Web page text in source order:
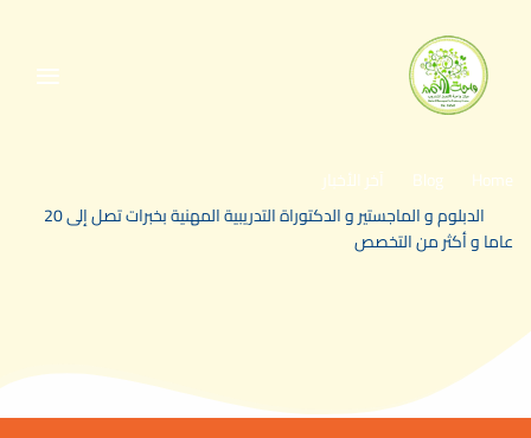
Home
Blog آخر الأخبار
الدبلوم و الماجستير و الدكتوراة التدريبية المهنية بخبرات تصل إلى 20
عاما و أكثر من التخصص